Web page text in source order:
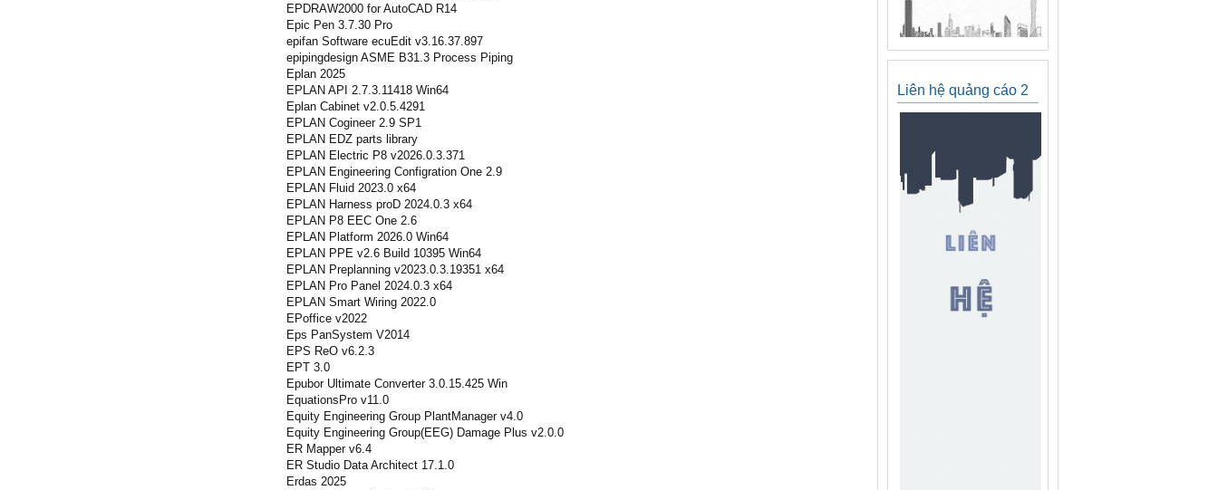
EPDRAW2000 for AutoCAD R14
Epic Pen 3.7.30 Pro
epifan Software ecuEdit v3.16.37.897
epipingdesign ASME B31.3 Process Piping
Eplan 2025
EPLAN API 2.7.3.11418 Win64
Eplan Cabinet v2.0.5.4291
EPLAN Cogineer 2.9 SP1
EPLAN EDZ parts library
EPLAN Electric P8 v2026.0.3.371
EPLAN Engineering Configration One 2.9
EPLAN Fluid 2023.0 x64
EPLAN Harness proD 2024.0.3 x64
EPLAN P8 EEC One 2.6
EPLAN Platform 2026.0 Win64
EPLAN PPE v2.6 Build 10395 Win64
EPLAN Preplanning v2023.0.3.19351 x64
EPLAN Pro Panel 2024.0.3 x64
EPLAN Smart Wiring 2022.0
EPoffice v2022
Eps PanSystem V2014
EPS ReO v6.2.3
EPT 3.0
Epubor Ultimate Converter 3.0.15.425 Win
EquationsPro v11.0
Equity Engineering Group PlantManager v4.0
Equity Engineering Group(EEG) Damage Plus v2.0.0
ER Mapper v6.4
ER Studio Data Architect 17.1.0
Erdas 2025
Liên hệ quảng cáo 2